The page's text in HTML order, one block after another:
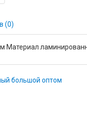
(0)
Материал
большой оптом